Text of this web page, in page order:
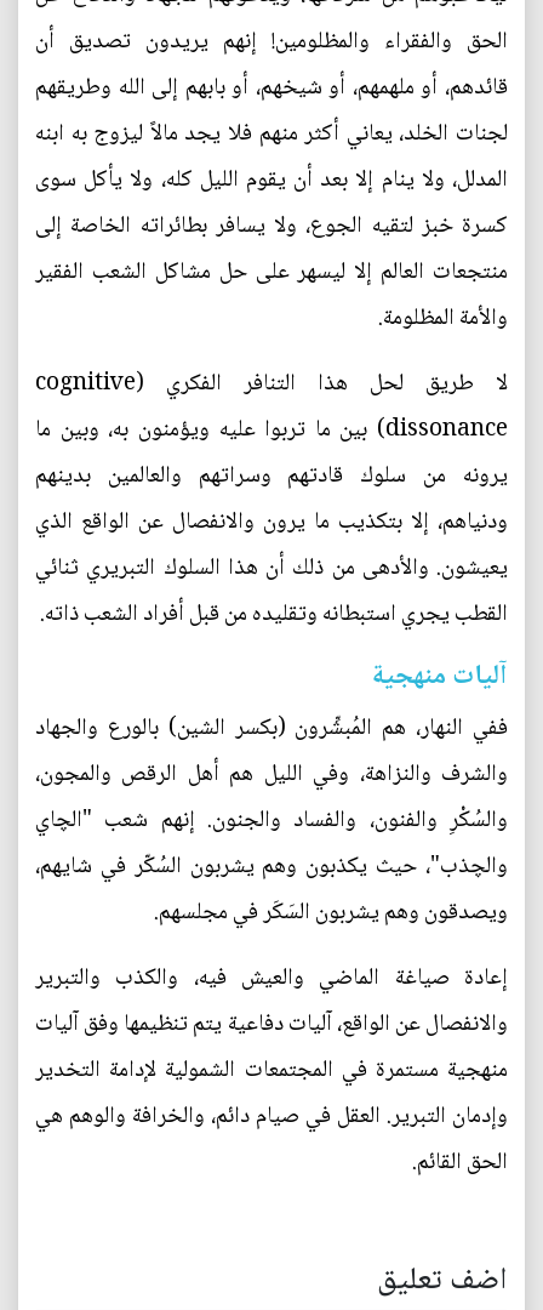
الحق والفقراء والمظلومين! إنهم يريدون تصديق أن
قائدهم، أو ملهمهم، أو شيخهم، أو بابهم إلى الله وطريقهم
لجنات الخلد، يعاني أكثر منهم فلا يجد مالاً ليزوج به ابنه
المدلل، ولا ينام إلا بعد أن يقوم الليل كله، ولا يأكل سوى
كسرة خبز لتقيه الجوع، ولا يسافر بطائراته الخاصة إلى
منتجعات العالم إلا ليسهر على حل مشاكل الشعب الفقير
والأمة المظلومة.
لا طريق لحل هذا التنافر الفكري (cognitive
dissonance) بين ما تربوا عليه ويؤمنون به، وبين ما
يرونه من سلوك قادتهم وسراتهم والعالمين بدينهم
ودنياهم، إلا بتكذيب ما يرون والانفصال عن الواقع الذي
يعيشون. والأدهى من ذلك أن هذا السلوك التبريري ثنائي
القطب يجري استبطانه وتقليده من قبل أفراد الشعب ذاته.
آليات منهجية
ففي النهار، هم المُبشِّرون (بكسر الشين) بالورع والجهاد
والشرف والنزاهة، وفي الليل هم أهل الرقص والمجون،
والسُكْرِ والفنون، والفساد والجنون. إنهم شعب "الچاي
والچذب"، حيث يكذبون وهم يشربون السُكّر في شايهم،
ويصدقون وهم يشربون السَكَر في مجلسهم.
إعادة صياغة الماضي والعيش فيه، والكذب والتبرير
والانفصال عن الواقع، آليات دفاعية يتم تنظيمها وفق آليات
منهجية مستمرة في المجتمعات الشمولية لإدامة التخدير
وإدمان التبرير. العقل في صيام دائم، والخرافة والوهم هي
الحق القائم.
اضف تعليق